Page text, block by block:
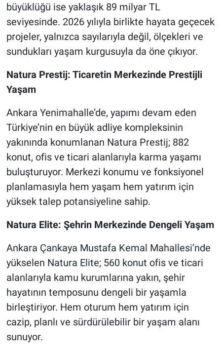
büyüklüğü ise yaklaşık 89 milyar TL
seviyesinde. 2026 yılıyla birlikte hayata geçecek
projeler, yalnızca sayılarıyla değil, ölçekleri ve
sundukları yaşam kurgusuyla da öne çıkıyor.
Natura Prestij: Ticaretin Merkezinde Prestijli
Yaşam
Ankara Yenimahalle’de, yapımı devam eden
Türkiye’nin en büyük adliye kompleksinin
yakınında konumlanan Natura Prestij; 882
konut, ofis ve ticari alanlarıyla karma yaşamı
buluşturuyor. Merkezi konumu ve fonksiyonel
planlamasıyla hem yaşam hem yatırım için
yüksek talep potansiyeline sahip.
Natura Elite: Şehrin Merkezinde Dengeli Yaşam
Ankara Çankaya Mustafa Kemal Mahallesi’nde
yükselen Natura Elite; 560 konut ofis ve ticari
alanlarıyla kamu kurumlarına yakın, şehir
hayatının temposunu dengeli bir yaşamla
birleştiriyor. Hem oturum hem yatırım için
cazip, planlı ve sürdürülebilir bir yaşam alanı
sunuyor.